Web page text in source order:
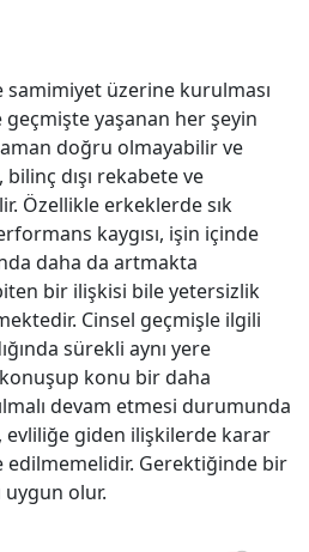
üzerine kurulması
yaşanan her şeyin
doğru olmayabilir ve
dışı rekabete ve
Özellikle er­keklerde sık
kaygısı, işin içinde
daha da artmakta
bir ilişkisi bile yetersizlik
Cinsel geçmişle ilgili
sürekli aynı yere
konu bir daha
devam etmesi durumunda
giden ilişkilerde karar
edilme­melidir. Gerektiğinde bir
uygun olur.